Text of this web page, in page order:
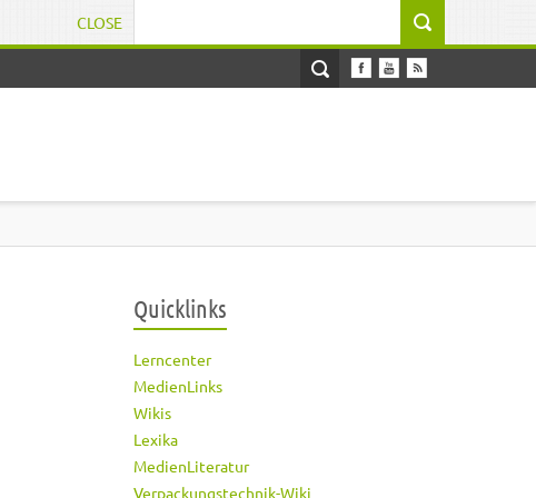
CLOSE
Quicklinks
Lerncenter
MedienLinks
Wikis
Lexika
MedienLiteratur
Verpackungstechnik-Wiki